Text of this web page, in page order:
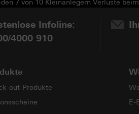
7 von 10 Kleinanlegern Verluste
Infoline:
4000 910
out-Produkte
E-